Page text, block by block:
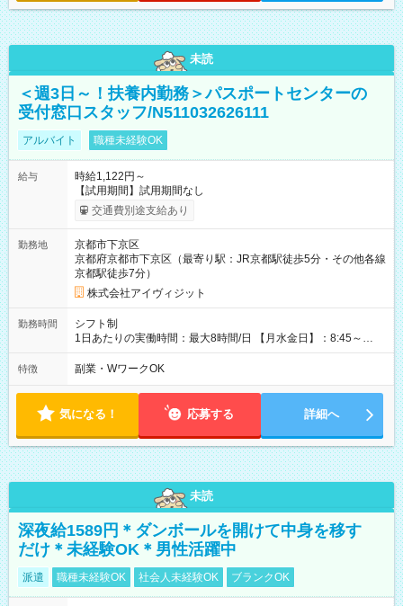
未読
＜週3日～！扶養内勤務＞パスポートセンターの
受付窓口スタッフ/N511032626111
アルバイト 職種未経験OK
給与
時給1,122円～
【試用期間】試用期間なし
交通費別途支給あり
勤務地
京都市下京区
京都府京都市下京区（最寄り駅：JR京都駅徒歩5分・その他各線
京都駅徒歩7分）
株式会社アイヴィジット
勤務時間
シフト制
1日あたりの実働時間：最大8時間/日 【月水金日】：8:45～
16:30 【火木】：8:45～19:00 週3日～OK、シフト制 ※扶養内
勤務OK ※月1回～2回程度、日曜日出勤をお願いします。 ※時間
ん。
特徴 副業・WワークOK
気になる！ 応募する 詳細へ
未読
深夜給1589円＊ダンボールを開けて中身を移す
だけ＊未経験OK＊男性活躍中
派遣 職種未経験OK 社会人未経験OK ブランクOK